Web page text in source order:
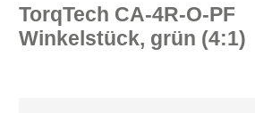
TorqTech CA-4R-O-PF
Winkelstück, grün (4:1)